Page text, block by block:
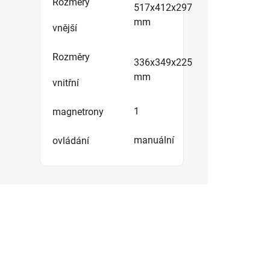
vnější
517x412x297
mm
Rozměry
vnitřní
336x349x225
mm
magnetrony 1
ovládání manuální